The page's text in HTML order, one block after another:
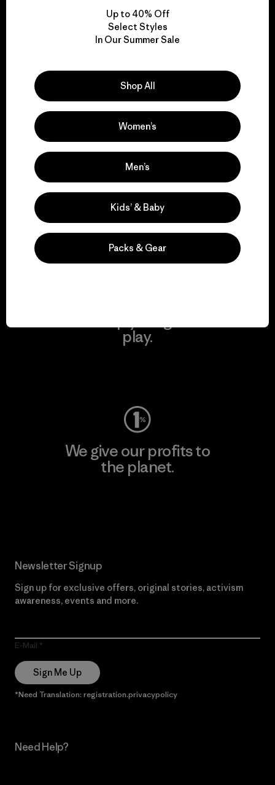
for our impact.
Explore Our Footprint
We support grassroots
activism.
Visit Patagonia Action Works
play.
We give our profits to
the planet.
Newsletter Signup
Sign up for exclusive offers, original stories, activism
awareness, events and more.
E-Mail
Sign Me Up
*Need Translation: registration.privacypolicy
Need Help?
Up to 40% Off
Select Styles
In Our Summer Sale
Shop All
Women’s
Men’s
Kids’ & Baby
Packs & Gear